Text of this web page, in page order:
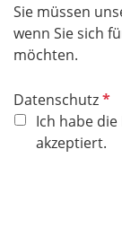
Sie müssen
wenn Sie sich
möchten.
DatenschutzP
f
l
Ich habe
akzeptiert.